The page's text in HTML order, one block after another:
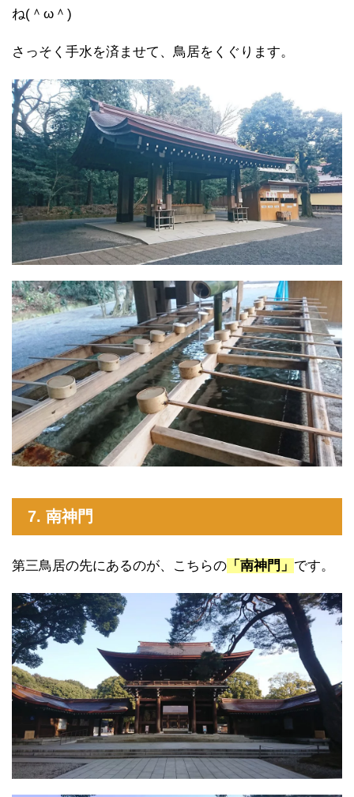
ね(＾ω＾)
さっそく手水を済ませて、鳥居をくぐります。
7. 南神門
第三鳥居の先にあるのが、こちらの 「南神門」 です。